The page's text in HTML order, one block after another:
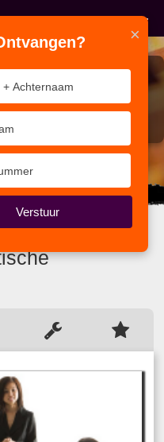
van de pieken.
×
Verstuur